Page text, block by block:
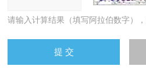
请输入计算结果（填写阿拉伯数字）